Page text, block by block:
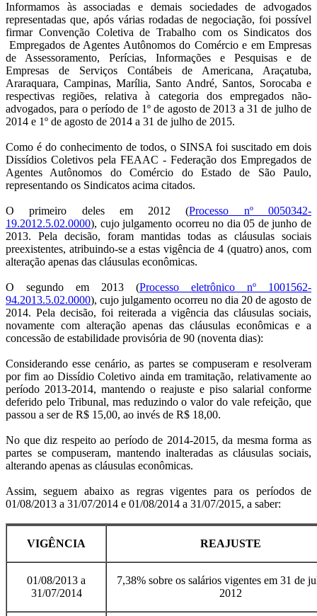
Informamos às associadas e demais sociedades de advogados
representadas que, após várias rodadas de negociação, foi possível
firmar Convenção Coletiva de Trabalho com os Sindicatos dos
Empregados de Agentes Autônomos do Comércio e em Empresas
de Assessoramento, Perícias, Informações e Pesquisas e de
Empresas de Serviços Contábeis de Americana, Araçatuba,
Araraquara, Campinas, Marília, Santo André, Santos, Sorocaba e
respectivas regiões, relativa à categoria dos empregados não-
advogados, para o período de 1º de agosto de 2013 a 31 de julho de
2014 e 1º de agosto de 2014 a 31 de julho de 2015.
Como é do conhecimento de todos, o SINSA foi suscitado em dois
Dissídios Coletivos pela FEAAC - Federação dos Empregados de
Agentes Autônomos do Comércio do Estado de São Paulo,
representando os Sindicatos acima citados.
O primeiro deles em 2012 (Processo nº 0050342-
19.2012.5.02.0000), cujo julgamento ocorreu no dia 05 de junho de
2013. Pela decisão, foram mantidas todas as cláusulas sociais
preexistentes, atribuindo-se a estas vigência de 4 (quatro) anos, com
alteração apenas das cláusulas econômicas.
O segundo em 2013 (Processo eletrônico nº 1001562-
94.2013.5.02.0000), cujo julgamento ocorreu no dia 20 de agosto de
2014. Pela decisão, foi reiterada a vigência das cláusulas sociais,
novamente com alteração apenas das cláusulas econômicas e a
concessão de estabilidade provisória de 90 (noventa dias):
Considerando esse cenário, as partes se compuseram e resolveram
por fim ao Dissídio Coletivo ainda em tramitação, relativamente ao
período 2013-2014, mantendo o reajuste e piso salarial conforme
deferido pelo Tribunal, mas reduzindo o valor do vale refeição, que
passou a ser de R$ 15,00, ao invés de R$ 18,00.
No que diz respeito ao período de 2014-2015, da mesma forma as
partes se compuseram, mantendo inalteradas as cláusulas sociais,
alterando apenas as cláusulas econômicas.
Assim, seguem abaixo as regras vigentes para os períodos de
01/08/2013 a 31/07/2014 e 01/08/2014 a 31/07/2015, a saber:
VIGÊNCIA REAJUSTE
01/08/2013 a
31/07/2014
7,38% sobre os salários vigentes em 31 de
2012